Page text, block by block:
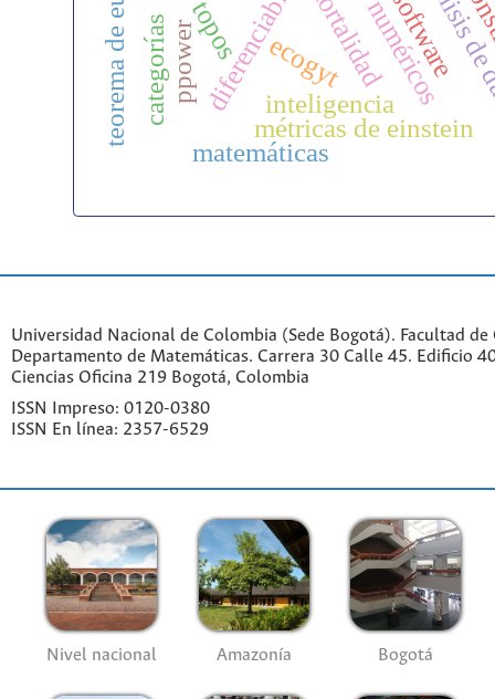
mortalidad
inteligencia
software
ppower
teorema de euler s-
métricas de einstein
ecogyt
categorías topos
matemáticas
Universidad Nacional de Colombia (Sede Bogotá). Facultad de
Departamento de Matemáticas. Carrera 30 Calle 45. Edificio
Ciencias Oficina 219 Bogotá, Colombia
ISSN Impreso: 0120-0380
ISSN En línea: 2357-6529
Nivel nacional Amazonía Bogotá